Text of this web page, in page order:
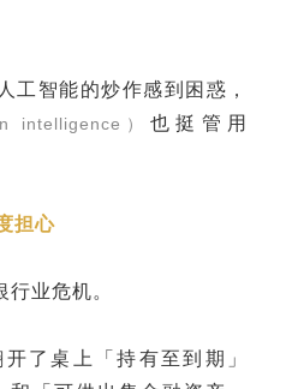
工智能的炒作感到困惑，
intelligence） 也挺管用
担心
业危机。
了桌上「持有至到期」